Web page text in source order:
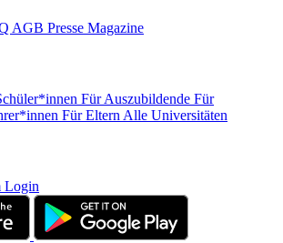
AGB Presse Magazine
Für Auszubildende Für
Für Eltern Alle Universitäten
Login